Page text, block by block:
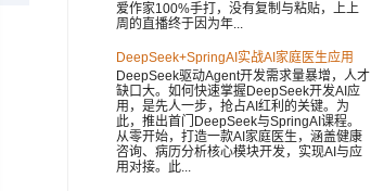
爱作家100%手打，没有复制与粘贴，上上
周的直播终于因为年...
DeepSeek+SpringAI实战AI家庭医生应用
DeepSeek驱动Agent开发需求量暴增，人才
缺口大。如何快速掌握DeepSeek开发AI应
用，是先人一步，抢占AI红利的关键。为
此，推出首门DeepSeek与SpringAI课程。
从零开始，打造一款AI家庭医生，涵盖健康
咨询、病历分析核心模块开发，实现AI与应
用对接。此...